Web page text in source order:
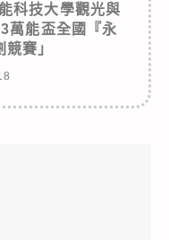
科技大學觀光與
萬能盃全國『永
賽」